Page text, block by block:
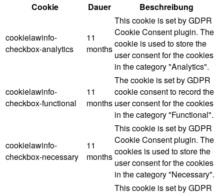
Cookie
Dauer Beschreibung
cookielawinfo-
checkbox-analytics
11
months
This cookie is set by GDPR
Cookie Consent plugin. The
cookie is used to store the
user consent for the cookies
in the category "Analytics".
cookielawinfo-
checkbox-functional
11
months
The cookie is set by GDPR
cookie consent to record the
user consent for the cookies
in the category "Functional".
cookielawinfo-
checkbox-necessary
11
months
This cookie is set by GDPR
Cookie Consent plugin. The
cookies is used to store the
user consent for the cookies
in the category "Necessary".
This cookie is set by GDPR